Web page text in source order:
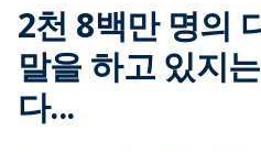
2천 8백만 명의
말을 하고 있지
다...